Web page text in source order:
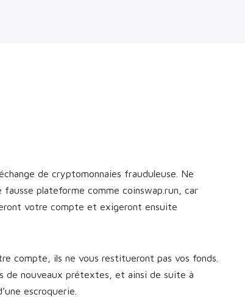
de cryptomonnaies frauduleuse. Ne
plateforme comme coinswap.run, car
votre compte et exigeront ensuite
compte, ils ne vous restitueront pas vos fonds.
de nouveaux prétextes, et ainsi de suite à
escroquerie.